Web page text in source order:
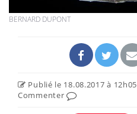
BERNARD DUPONT
Publié le 18.08.2017 à 12h05
Commenter